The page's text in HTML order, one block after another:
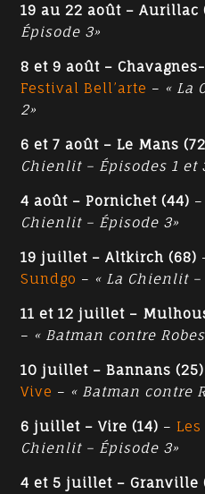
19 au 22 août – Aurillac
Épisode 3»
8 et 9 août –
Festival Bell’arte – « La
2»
6 et 7 août – Le Mans
Chienlit – Épisodes 1 et
4 août – Pornichet (44) –
Chienlit – Épisode 3»
19 juillet – Altkirch (68)
Sundgo – « La Chienlit –
11 et 12 juillet –
– « Batman contre
10 juillet – Bannans (25)
Vive – « Batman contre
6 juillet – Vire (14) –
Chienlit – Épisode 3»
4 et 5 juillet – Granville